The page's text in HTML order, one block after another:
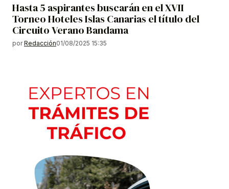
Hasta 5 aspirantes buscarán en el XVII
Torneo Hoteles Islas Canarias el título del
Circuito Verano Bandama
por Redacción01/08/2025 15:35